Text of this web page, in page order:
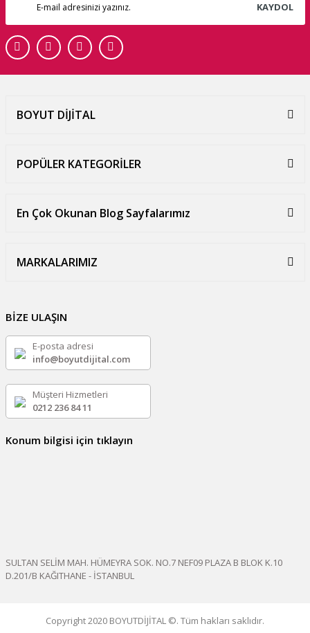
KAYDOL
BOYUT DİJİTAL
POPÜLER KATEGORİLER
En Çok Okunan Blog Sayfalarımız
MARKALARIMIZ
BİZE ULAŞIN
E-posta adresi
info@boyutdijital.com
Müşteri Hizmetleri
0212 236 84 11
Konum bilgisi için tıklayın
SULTAN SELİM MAH. HÜMEYRA SOK. NO.7 NEF09 PLAZA B BLOK K.10
D.201/B KAĞITHANE - İSTANBUL
Copyright 2020 BOYUTDİJİTAL ©. Tüm hakları saklıdır.